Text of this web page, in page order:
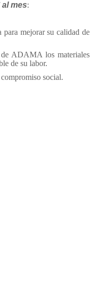
mes:
mejorar su calidad de
ADAMA los materiales
de su labor.
social.